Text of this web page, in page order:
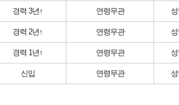
경력 3년↑ 연령무관
경력 2년↑ 연령무관
경력 1년↑ 연령무관
신입 연령무관